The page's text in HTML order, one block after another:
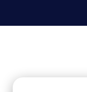
Согласие